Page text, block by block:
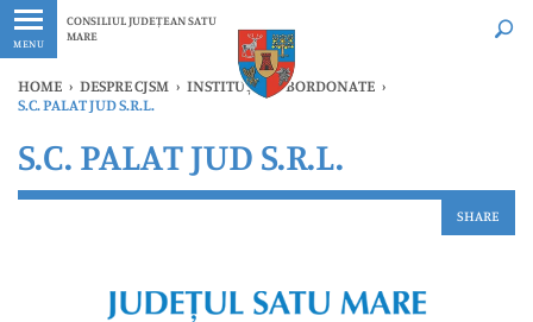
MENU
CONSILIUL JUDEȚEAN SATU
MARE
Ultimele
HOME › DESPRE CJSM › INSTITUȚII SUBORDONATE ›
S.C. PALAT JUD S.R.L.
S.C. PALAT JUD S.R.L.
SHARE